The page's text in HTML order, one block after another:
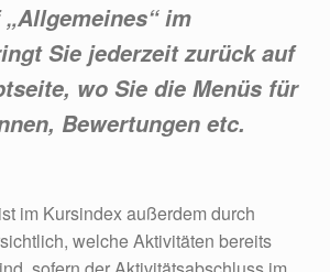
im
Sie jederzeit zurück auf
wo Sie die Menüs für
Bewertungen etc.
im Kursindex außerdem durch
welche Aktivitäten bereits